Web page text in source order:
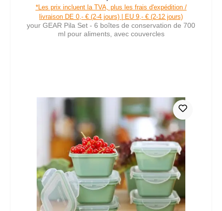
*Les prix incluent la TVA, plus les frais d'expédition /
livraison DE 0,- € (2-4 jours) | EU 9,- € (2-12 jours)
your GEAR Pila Set - 6 boîtes de conservation de 700
ml pour aliments, avec couvercles